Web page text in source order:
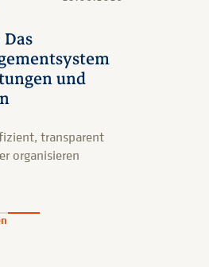
und
transparent
organisieren